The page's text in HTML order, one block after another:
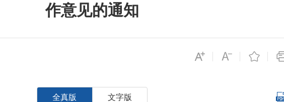
作意见的通知
全真版 文字版